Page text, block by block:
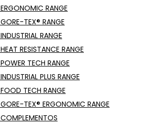
ERGONOMIC RANGE
GORE-TEX® RANGE
INDUSTRIAL RANGE
HEAT RESISTANCE RANGE
POWER TECH RANGE
INDUSTRIAL PLUS RANGE
FOOD TECH RANGE
GORE-TEX® ERGONOMIC RANGE
COMPLEMENTOS